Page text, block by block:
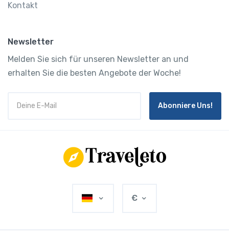
Kontakt
Newsletter
Melden Sie sich für unseren Newsletter an und
erhalten Sie die besten Angebote der Woche!
Abonniere Uns!
€